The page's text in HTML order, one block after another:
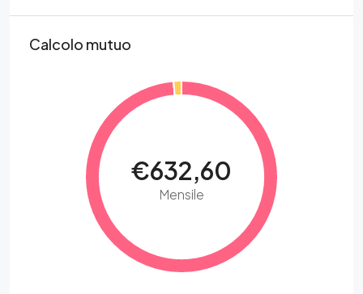
Calcolo mutuo
€632,60
Mensile